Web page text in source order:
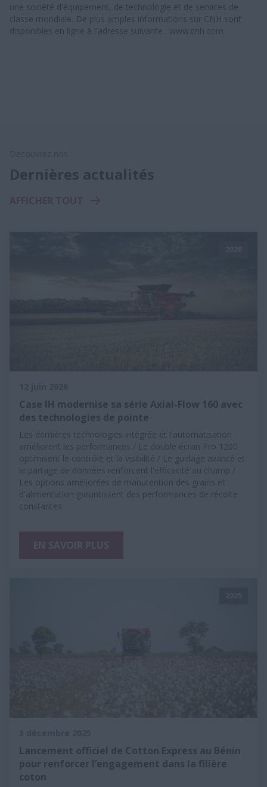
une société d'équipement, de technologie et de services de
classe mondiale. De plus amples informations sur CNH sont
disponibles en ligne à l'adresse suivante : www.cnh.com
Dernières actualités
Case IH modernise sa série Axial-Flow 160 avec
des technologies de pointe
Les dernières technologies intégrée et l'automatisation
améliorent les performances / Le double écran Pro 1200
optimisent le contrôle et la visibilité / Le guidage avancé et
le partage de données renforcent l'efficacité au champ /
Les options améliorées de manutention des grains et
d'alimentation garantissent des performances de récolte
constantes
Lancement officiel de Cotton Express au Bénin
pour renforcer l’engagement dans la filière
coton